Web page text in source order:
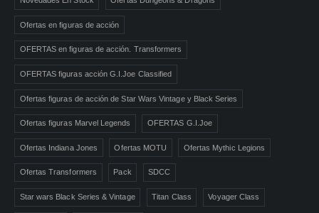
Ofertas en figuras de acción
OFERTAS en figuras de acción. Transformers
OFERTAS figuras acción G.I.Joe Classified
Ofertas figuras de acción de Star Wars Vintage y Black Series
Ofertas figuras Marvel Legends OFERTAS G.I.Joe
Ofertas Indiana Jones Ofertas MOTU Ofertas Mythic Legions
Ofertas Transformers Pack SDCC
Star wars Black Series & Vintage Titan Class Voyager Class